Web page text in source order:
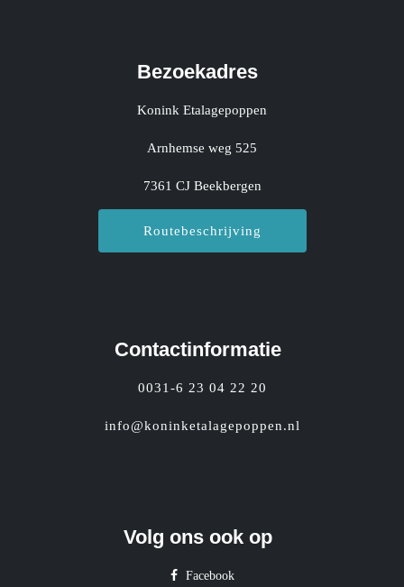
Bezoekadres
Konink Etalagepoppen
Arnhemse weg 525
7361 CJ Beekbergen
Routebeschrijving
Contactinformatie
0031-6 23 04 22 20
info@koninketalagepoppen.nl
Volg ons ook op
Facebook